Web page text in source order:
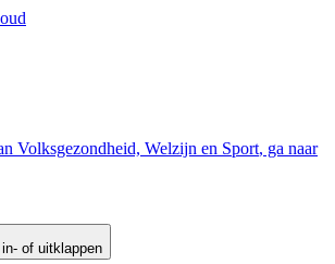
Volksgezondheid, Welzijn en Sport, ga naar
of uitklappen